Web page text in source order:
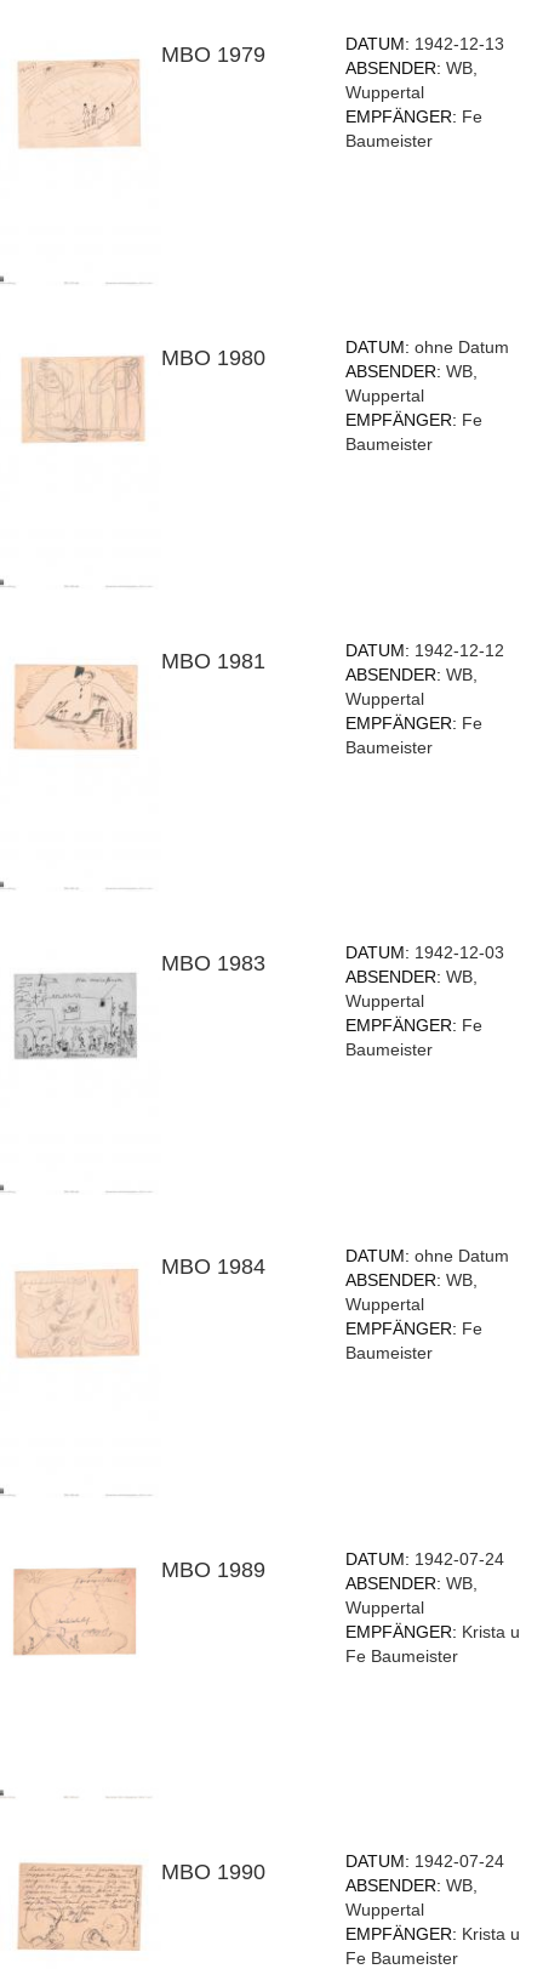
MBO 1979 DATUM: 1942-12-13
ABSENDER:WB,
Wuppertal
EMPFÄNGER: Fe
Baumeister
MBO 1980 DATUM:ohne Datum
ABSENDER:WB,
Wuppertal
EMPFÄNGER: Fe
Baumeister
MBO 1981 DATUM: 1942-12-12
ABSENDER:WB,
Wuppertal
EMPFÄNGER: Fe
Baumeister
MBO 1983 DATUM: 1942-12-03
ABSENDER:WB,
Wuppertal
EMPFÄNGER: Fe
Baumeister
MBO 1984 DATUM:ohne Datum
ABSENDER:WB,
Wuppertal
EMPFÄNGER: Fe
Baumeister
MBO 1989 DATUM: 1942-07-24
ABSENDER:WB,
Wuppertal
EMPFÄNGER: Krista u
Fe Baumeister
MBO 1990 DATUM: 1942-07-24
ABSENDER:WB,
Wuppertal
EMPFÄNGER: Krista u
Fe Baumeister